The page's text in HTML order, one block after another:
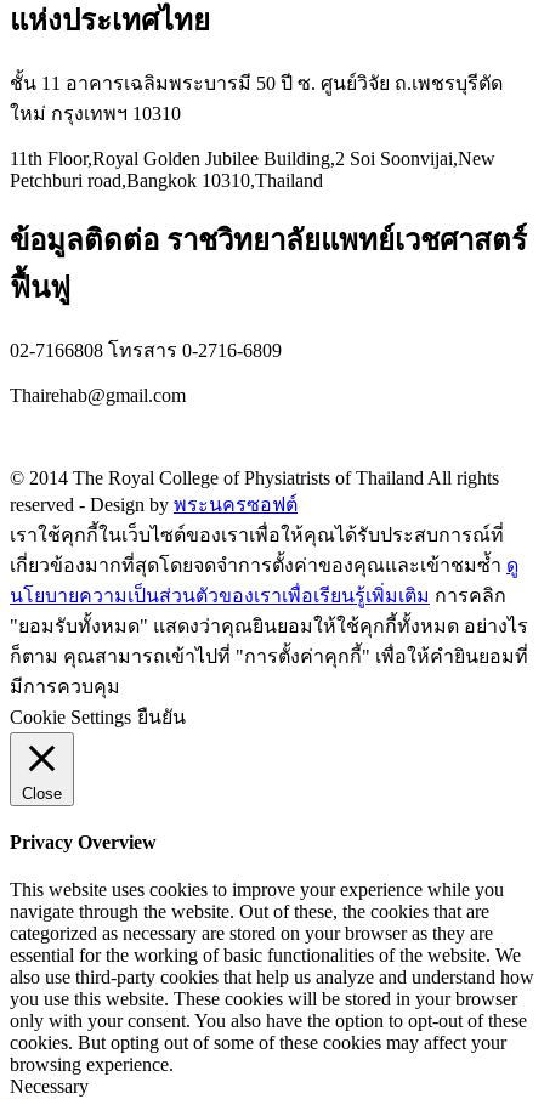
แห่งประเทศไทย
ชั้น 11 อาคารเฉลิมพระบารมี 50 ปี ซ. ศูนย์วิจัย ถ.เพชรบุรีตัด
ใหม่ กรุงเทพฯ 10310
11th Floor,Royal Golden Jubilee Building,2 Soi Soonvijai,New
Petchburi road,Bangkok 10310,Thailand
ข้อมูลติดต่อ ราชวิทยาลัยแพทย์เวชศาสตร์
ฟื้นฟู
02-7166808 โทรสาร 0-2716-6809
Thairehab@gmail.com
© 2014 The Royal College of Physiatrists of Thailand All rights
reserved - Design by พระนครซอฟต์
เราใช้คุกกี้ในเว็บไซต์ของเราเพื่อให้คุณได้รับประสบการณ์ที่
เกี่ยวข้องมากที่สุดโดยจดจำการตั้งค่าของคุณและเข้าชมซ้ำ ดู
นโยบายความเป็นส่วนตัวของเราเพื่อเรียนรู้เพิ่มเติม การคลิก
"ยอมรับทั้งหมด" แสดงว่าคุณยินยอมให้ใช้คุกกี้ทั้งหมด อย่างไร
ก็ตาม คุณสามารถเข้าไปที่ "การตั้งค่าคุกกี้" เพื่อให้คำยินยอมที่
มีการควบคุม
Cookie Settings ยืนยัน
Close
Privacy Overview
This website uses cookies to improve your experience while you
navigate through the website. Out of these, the cookies that are
categorized as necessary are stored on your browser as they are
essential for the working of basic functionalities of the website. We
also use third-party cookies that help us analyze and understand how
you use this website. These cookies will be stored in your browser
only with your consent. You also have the option to opt-out of these
cookies. But opting out of some of these cookies may affect your
browsing experience.
Necessary